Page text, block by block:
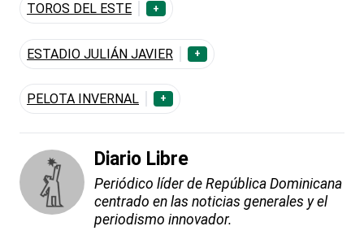
TOROS DEL ESTE +
ESTADIO JULIÁN JAVIER +
PELOTA INVERNAL +
Diario Libre
Periódico líder de República Dominicana
centrado en las noticias generales y el
periodismo innovador.